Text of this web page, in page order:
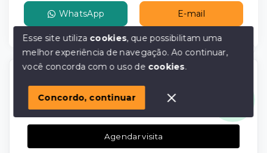
WhatsApp E-mail
Agende agora sua visita
Faça um agendamento de visita para conhecer
melhor o imóvel.
Agendar visita
Olá! em posso ajudar?
Esse site utiliza cookies, que possibilitam uma
melhor experiência de navegação.Ao continuar,
você concorda com o uso de cookies.
Concordo, continuar